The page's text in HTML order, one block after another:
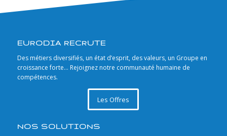
EURODIA RECRUTE
Des métiers diversifiés, un état d’esprit, des valeurs, un Groupe en
croissance forte… Rejoignez notre communauté humaine de
compétences.
Les Offres
NOS SOLUTIONS